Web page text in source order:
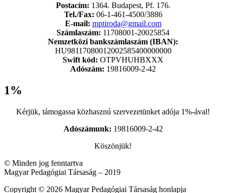
Postacím: 1364. Budapest, Pf. 176.
Tel./Fax: 06-1-461-4500/3886
E-mail: mptiroda@gmail.com
Számlaszám: 11708001-20025854
Nemzetközi bankszámlaszám (IBAN):
HU98117080012002585400000000
Swift kód: OTPVHUHBXXX
Adószám: 19816009-2-42
1%
Kérjük, támogassa közhasznú szervezetünket adója 1%-ával!
Adószámunk: 19816009-2-42
Köszönjük!
© Minden jog fenntartva
Magyar Pedagógiai Társaság – 2019
Copyright © 2026 Magyar Pedagógiai Társaság honlapja